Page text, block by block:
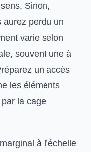
Sinon,
aurez perdu un
varie selon
souvent une à
un accès
les éléments
la cage
à l’échelle